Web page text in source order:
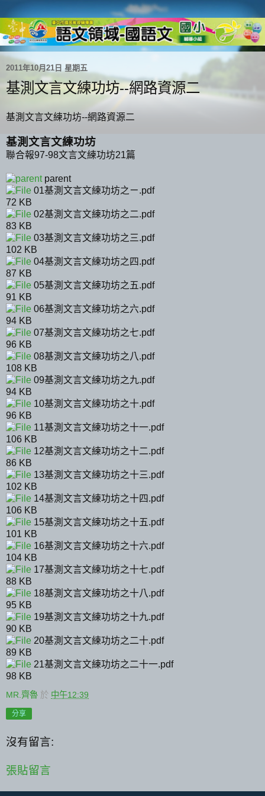
2011年10月21日 星期五
基測文言文練功坊--網路資源二
基測文言文練功坊--網路資源二
基測文言文練功坊
聯合報97-98文言文練功坊21篇
parent
01基測文言文練功坊之ㄧ.pdf
72 KB
02基測文言文練功坊之二.pdf
83 KB
03基測文言文練功坊之三.pdf
102 KB
04基測文言文練功坊之四.pdf
87 KB
05基測文言文練功坊之五.pdf
91 KB
06基測文言文練功坊之六.pdf
94 KB
07基測文言文練功坊之七.pdf
96 KB
08基測文言文練功坊之八.pdf
108 KB
09基測文言文練功坊之九.pdf
94 KB
10基測文言文練功坊之十.pdf
96 KB
11基測文言文練功坊之十一.pdf
106 KB
12基測文言文練功坊之十二.pdf
86 KB
13基測文言文練功坊之十三.pdf
102 KB
14基測文言文練功坊之十四.pdf
106 KB
15基測文言文練功坊之十五.pdf
101 KB
16基測文言文練功坊之十六.pdf
104 KB
17基測文言文練功坊之十七.pdf
88 KB
18基測文言文練功坊之十八.pdf
95 KB
19基測文言文練功坊之十九.pdf
90 KB
20基測文言文練功坊之二十.pdf
89 KB
21基測文言文練功坊之二十一.pdf
98 KB
MR.齊魯 於 中午12:39
分享
沒有留言:
張貼留言